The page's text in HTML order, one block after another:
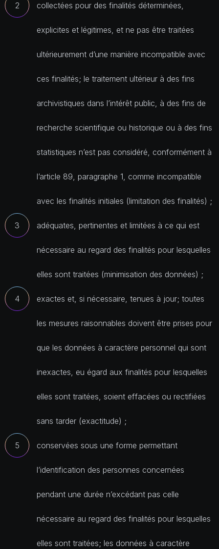
collectées pour des finalités déterminées,
explicites et légitimes, et ne pas être traitées
ultérieurement d’une manière incompatible avec
ces finalités; le traitement ultérieur à des fins
archivistiques dans l’intérêt public, à des fins de
recherche scientifique ou historique ou à des fins
statistiques n’est pas considéré, conformément à
l’article 89, paragraphe 1, comme incompatible
avec les finalités initiales (limitation des finalités) ;
adéquates, pertinentes et limitées à ce qui est
nécessaire au regard des finalités pour lesquelles
elles sont traitées (minimisation des données) ;
exactes et, si nécessaire, tenues à jour; toutes
les mesures raisonnables doivent être prises pour
que les données à caractère personnel qui sont
inexactes, eu égard aux finalités pour lesquelles
elles sont traitées, soient effacées ou rectifiées
sans tarder (exactitude) ;
conservées sous une forme permettant
l’identification des personnes concernées
pendant une durée n’excédant pas celle
nécessaire au regard des finalités pour lesquelles
elles sont traitées; les données à caractère